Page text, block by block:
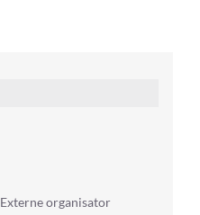
Externe organisator